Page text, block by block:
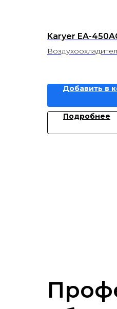
Karyer EA-
Добавить в
Подробнее